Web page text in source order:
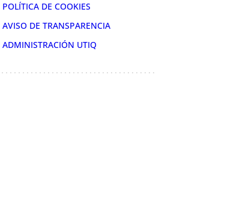
POLÍTICA DE COOKIES
AVISO DE TRANSPARENCIA
ADMINISTRACIÓN UTIQ